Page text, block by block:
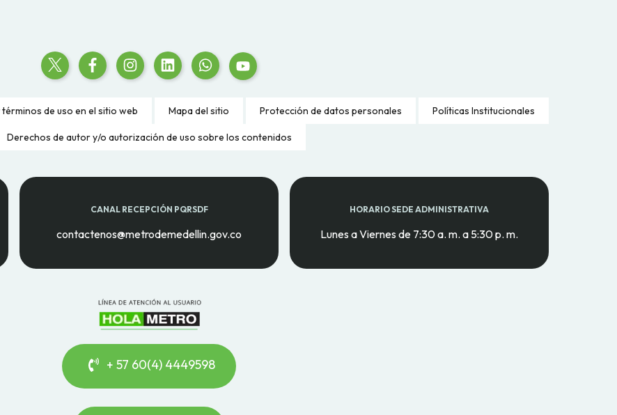
de uso en el sitio web Mapa del sitio Protección de datos personales Políticas Institucionales
Derechos de autor y/o autorización de uso sobre los contenidos
CANAL RECEPCIÓN PQRSDF
contactenos@metrodemedellin.gov.co
HORARIO SEDE ADMINISTRATIVA
Lunes a Viernes de 7:30 a. m. a 5:30 p. m.
+ 57 60(4) 4449598